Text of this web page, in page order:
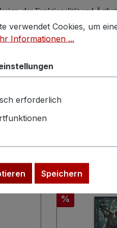
, das Funktionalität und
Rabatt
%
Cookies, um eine
verwendet Cookies, um
Informationen ...
erforderlich
Speichern